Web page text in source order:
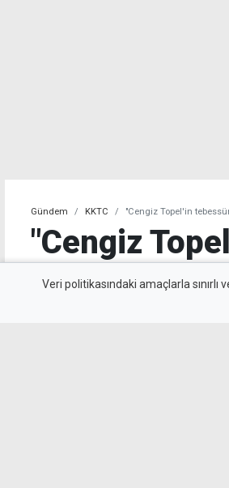
Gündem KKTC "Cengiz Topel'in
"Cengiz
masum
Veri politikasındaki amaçlarla